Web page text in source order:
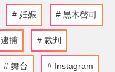
妊娠 黒木啓司
逮捕 裁判
舞台 Instagram